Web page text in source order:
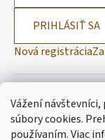
Vážení
súbory cookies.
používaním.Viac
PRIHLÁSIŤ SA
Nová registrácia